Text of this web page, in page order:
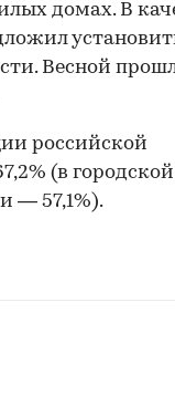
домах. В
Весной
российской
(в городской
— 57,1%).